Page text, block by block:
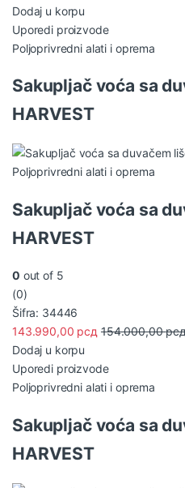
Dodaj u korpu
Uporedi proizvode
Poljoprivredni alati i oprema
Sakupljač voća sa
HARVEST
Poljoprivredni alati i oprema
Sakupljač voća sa
HARVEST
0 out of 5
(0)
Šifra: 34446
143.990,00 рсд 154.000,00
Dodaj u korpu
Uporedi proizvode
Poljoprivredni alati i oprema
Sakupljač voća sa
HARVEST